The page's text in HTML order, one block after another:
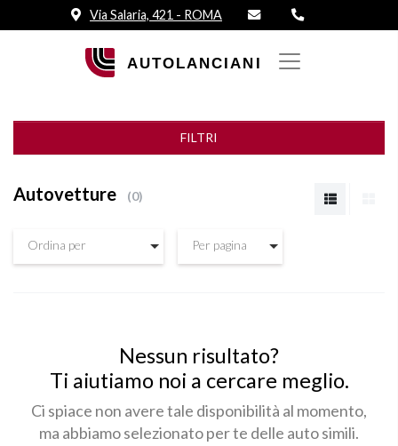
Via Salaria, 421 - ROMA
FILTRI
Autovetture 0
Ordina per Per pagina
Nessun risultato?
Ti aiutiamo noi a cercare meglio.
Ci spiace non avere tale disponibilità al momento,
ma abbiamo selezionato per te delle auto simili.